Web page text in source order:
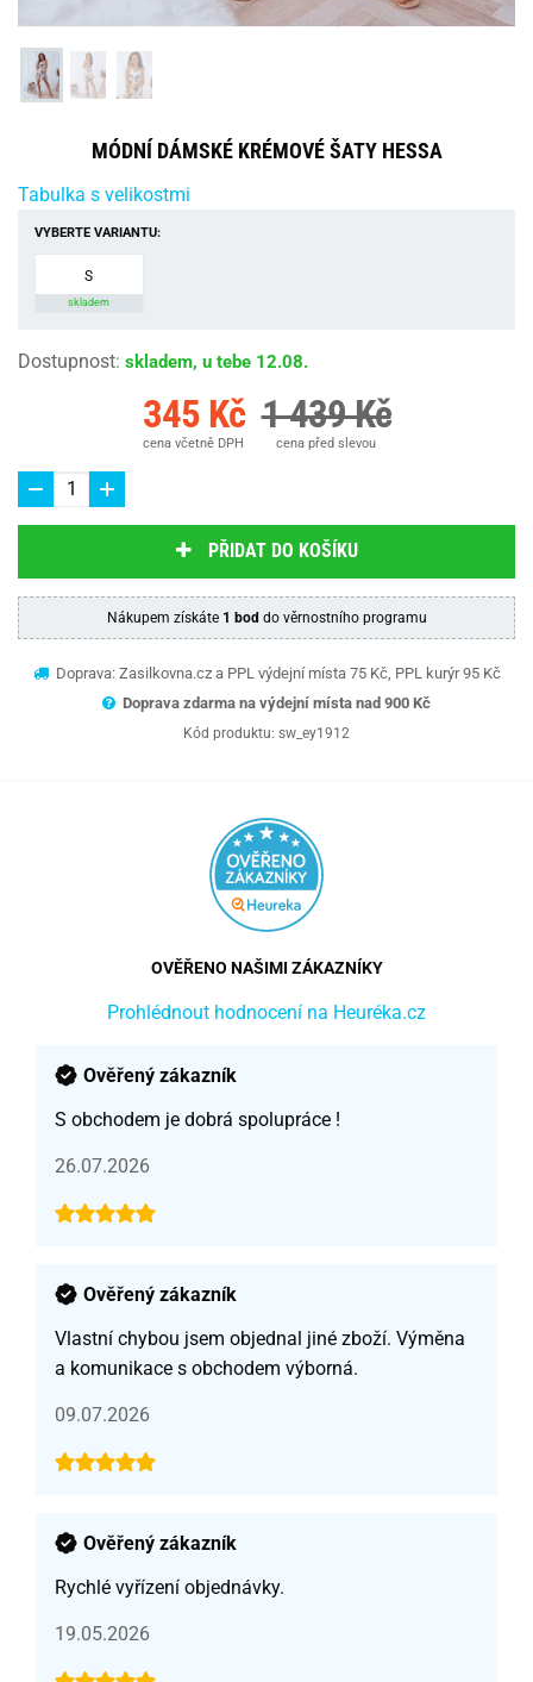
MÓDNÍ DÁMSKÉ KRÉMOVÉ ŠATY HESSA
Tabulka s velikostmi
VYBERTE VARIANTU:
S
skladem
Dostupnost: skladem, u tebe 12.08.
345 Kč
cena včetně DPH
1 439 Kč
cena před slevou
PŘIDAT DO KOŠÍKU
Nákupem získáte 1 bod do věrnostního programu
Doprava: Zasilkovna.cz a PPL výdejní místa 75 Kč, PPL kurýr 95 Kč
Doprava zdarma na výdejní místa nad 900 Kč
Kód produktu: sw_ey1912
OVĚŘENO NAŠIMI ZÁKAZNÍKY
Prohlédnout hodnocení na Heuréka.cz
Ověřený zákazník
S obchodem je dobrá spolupráce !
26.07.2026
Ověřený zákazník
Vlastní chybou jsem objednal jiné zboží. Výměna
a komunikace s obchodem výborná.
09.07.2026
Ověřený zákazník
Rychlé vyřízení objednávky.
19.05.2026